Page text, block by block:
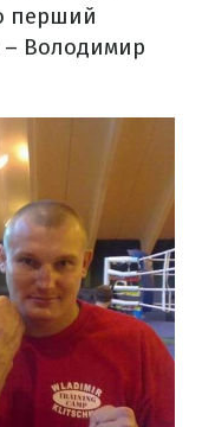
перший
Володимир